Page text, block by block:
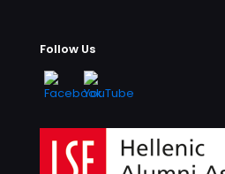
Follow Us